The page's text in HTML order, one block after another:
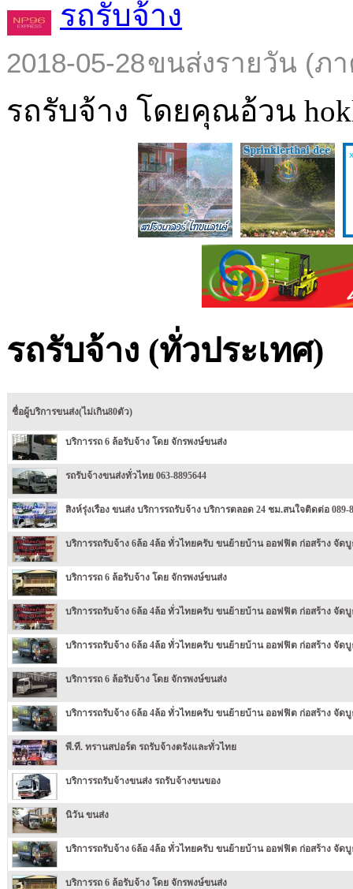
รถรับจ้าง
2018-05-28ขนส่งรายวัน (ภ
รถรับจ้าง โดยคุณอ้วน
รถรับจ้าง (ทั่วประเทศ)
ชื่อผู้บริการขนส่ง(ไม่เกิน80ตัว)
บริการรถ 6 ล้อรับจ้าง โดย จักรพงษ์ขนส่ง
รถรับจ้างขนส่งทั่วไทย 063-8895644
สิงห์รุ่งเรือง ขนส่ง บริการรถรับจ้าง บริการตลอด 24 ชม.สนใจติดต่อ 089-
บริการรถรับจ้าง 6ล้อ 4ล้อ ทั่วไทยครับ ขนย้ายบ้าน ออฟฟิต ก่อสร้าง จัดบู
บริการรถ 6 ล้อรับจ้าง โดย จักรพงษ์ขนส่ง
บริการรถรับจ้าง 6ล้อ 4ล้อ ทั่วไทยครับ ขนย้ายบ้าน ออฟฟิต ก่อสร้าง จัดบู
บริการรถรับจ้าง 6ล้อ 4ล้อ ทั่วไทยครับ ขนย้ายบ้าน ออฟฟิต ก่อสร้าง จัดบู
บริการรถ 6 ล้อรับจ้าง โดย จักรพงษ์ขนส่ง
บริการรถรับจ้าง 6ล้อ 4ล้อ ทั่วไทยครับ ขนย้ายบ้าน ออฟฟิต ก่อสร้าง จัดบู
พี.ที. ทรานสปอร์ต รถรับจ้างตรังและทั่วไทย
บริการรถรับจ้างขนส่ง รถรับจ้างขนของ
นิวัน ขนส่ง
บริการรถรับจ้าง 6ล้อ 4ล้อ ทั่วไทยครับ ขนย้ายบ้าน ออฟฟิต ก่อสร้าง จัดบู
บริการรถ 6 ล้อรับจ้าง โดย จักรพงษ์ขนส่ง